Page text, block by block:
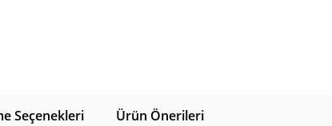
Seçenekleri Ürün Önerileri